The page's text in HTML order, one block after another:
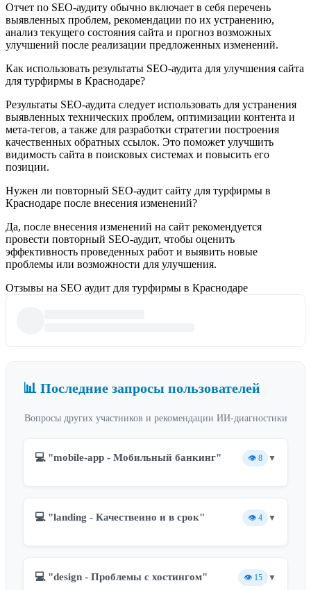
Отчет по SEO-аудиту обычно включает в себя перечень
выявленных проблем, рекомендации по их устранению,
анализ текущего состояния сайта и прогноз возможных
улучшений после реализации предложенных изменений.
Как использовать результаты SEO-аудита для улучшения сайта
для турфирмы в Краснодаре?
Результаты SEO-аудита следует использовать для устранения
выявленных технических проблем, оптимизации контента и
мета-тегов, а также для разработки стратегии построения
качественных обратных ссылок. Это поможет улучшить
видимость сайта в поисковых системах и повысить его
позиции.
Нужен ли повторный SEO-аудит сайту для турфирмы в
Краснодаре после внесения изменений?
Да, после внесения изменений на сайт рекомендуется
провести повторный SEO-аудит, чтобы оценить
эффективность проведенных работ и выявить новые
проблемы или возможности для улучшения.
Отзывы на SEO аудит для турфирмы в Краснодаре
📊 Последние запросы пользователей
Вопросы других участников и рекомендации ИИ-диагностики
💻 "mobile-app - Мобильный банкинг" 👁️ 8 ▼
💻 "landing - Качественно и в срок" 👁️ 4 ▼
💻 "design - Проблемы с хостингом" 👁️ 15 ▼